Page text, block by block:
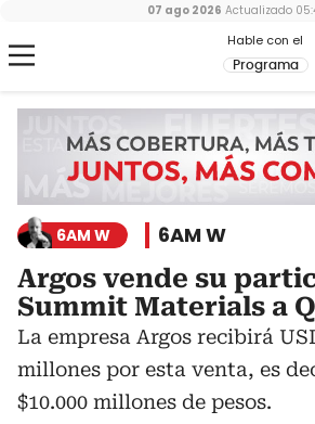
Hable con el
Programa
07 ago 2026 Actualizado
6AM W 6AM W
Argos vende su
Summit Materials a
La empresa Argos recibirá
millones por esta venta, es
$10.000 millones de pesos.